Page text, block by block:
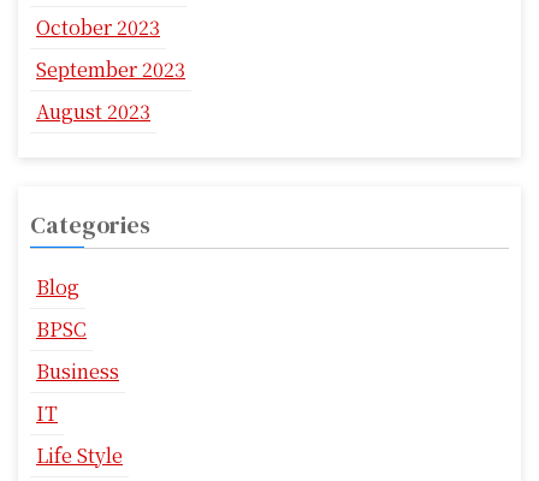
October 2023
September 2023
August 2023
Categories
Blog
BPSC
Business
IT
Life Style